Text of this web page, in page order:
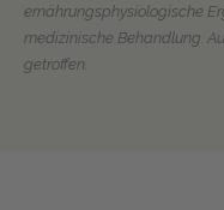
ernährungsphysiologische
medizinische Behandlung.
getroffen.